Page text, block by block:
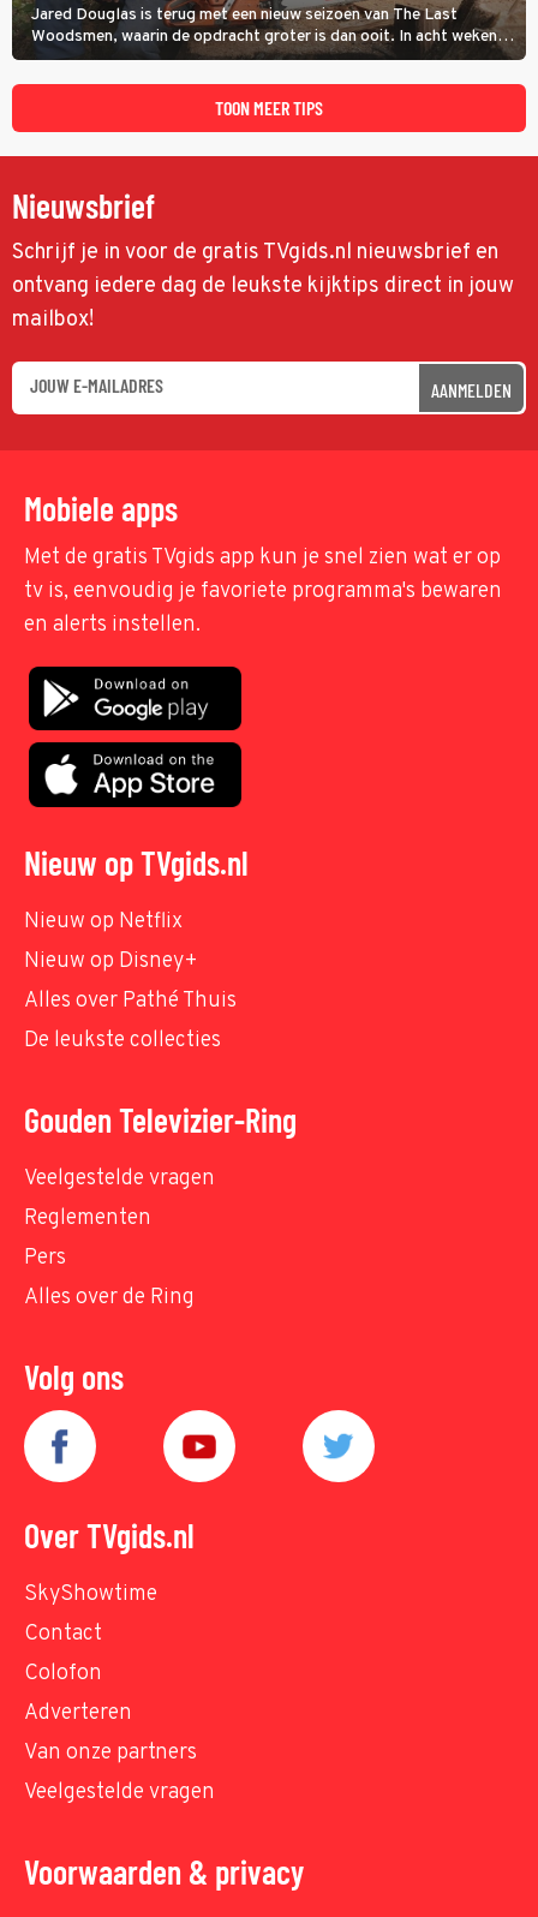
Jared Douglas is terug met een nieuw seizoen van The Last
Woodsmen, waarin de opdracht groter is dan ooit. In acht weken
tijd probeert hij een miljoen dollar bij elkaar te vergaren om de
toekomst van het houthakkersbedrijf te verzekeren.
TOON MEER TIPS
Nieuwsbrief
Schrijf je in voor de gratis TVgids.nl nieuwsbrief en
ontvang iedere dag de leukste kijktips direct in jouw
mailbox!
AANMELDEN
Mobiele apps
Met de gratis TVgids app kun je snel zien wat er op
tv is, eenvoudig je favoriete programma's bewaren
en alerts instellen.
Nieuw op TVgids.nl
Nieuw op Netflix
Nieuw op Disney+
Alles over Pathé Thuis
De leukste collecties
Gouden Televizier-Ring
Veelgestelde vragen
Reglementen
Pers
Alles over de Ring
Volg ons
Over TVgids.nl
SkyShowtime
Contact
Colofon
Adverteren
Van onze partners
Veelgestelde vragen
Voorwaarden & privacy